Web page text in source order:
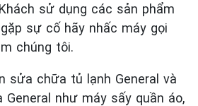
sử dụng các sản phẩm
gặp sự cố hãy nhấc máy gọi
chúng tôi.
sửa chữa tủ lạnh General và
như máy sấy quần áo,